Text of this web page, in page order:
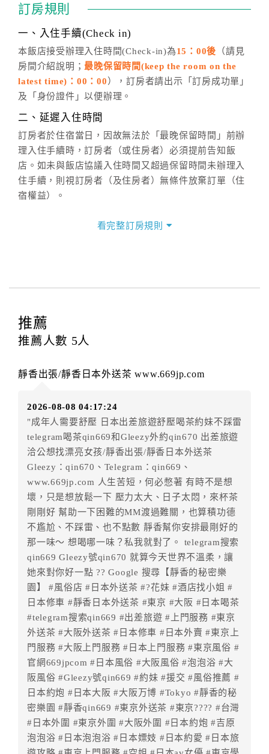
話方式異動訂單。
※非客服時間之申辦異動，皆為次日計算及辦理。
五、客服時間
週一至週日，上午9:00～晚上6:00
六、聯絡方式
(07)9682715 。
訂房規則
一、入住手續(Check in)
本飯店接受辦理入住時間(Check-in)為15：00後 （請見
房間介紹說明；最晚保留時間(keep the room on the
latest time)：00：00 ），訂房者請出示「訂房成功單」
及「身份證件」以便辦理。
二、延遲入住時間
訂房者於住宿當日，因故無法於「最晚保留時間」前辦
理入住手續時，訂房者（或住房者）必須提前告知飯
店。如未與飯店協議入住時間又超過保留時間未辦理入
住手續，則視訂房者（及住房者）無條件放棄訂單（住
宿權益）。
四、訂單異動
未提出申辦不得異動訂單。
每筆訂單異動限定
辦理取消退款。
房者應補足差額。（限原訂飯店）
房者不得要求退其差額。（限原訂飯店）
五、保留住宿權益(保留住房)
．訂房者因故辦理訂單異動，本飯店可接受保留住宿金
額3個月
限原訂飯店），異動完成後不得辦理取消退款。
（提出申辦日為保留起算日）
．訂房者使用「保留住宿金額」時，請注意！為避免飯
店客滿，敬請及早計畫，如逾時未提出申辦，視同無條
件放棄訂單（住宿權益）。 （限原訂飯店使用）
．每筆訂單異動限定乙次，限原訂飯店，異動完成後不
得辦理取消退款。
．訂單異動後，訂單費用總計大於原訂單費用總計時，
訂房者應補足差額。 限原訂飯店
．訂單異動後，訂單費用總計小於原訂單費用總計時，
訂房者不得要求退其差額。限原訂飯店
六、取消訂單
訂房者因故取消訂單辦理退款，依下列標準申辦：
◎住房日21天前辦理者，訂單費用扣除總計0%為手續費
◎住房日14天前辦理者，訂單費用扣除總計0%為手續費
◎住房日10天前辦理者，訂單費用扣除總計40%為手續
◎住房日7天前辦理者，訂單費用扣除總計60%為手續費
◎住房日4天前辦理者，訂單費用扣除總計70%為手續費
看完整訂房規則
推薦
推薦人數 5人
靜香出張/靜香日本外送茶 www.669jp.com
2026-08-08 04:17:24
"成年人需要舒壓 日本出差旅遊舒壓喝茶約妹不踩雷
telegram喝茶qin669和Gleezy外約qin670 出差旅遊
洽公想找漂亮女孩/靜香出張/靜香日本外送茶
Gleezy：qin670、Telegram：qin669、
www.669jp.com 人生苦短，何必憋著 有時不是想
壞，只是想放鬆一下 壓力太大、日子太悶，來杯茶
剛剛好 幫助一下困難的MM渡過難關，也算積功德
不尷尬、不踩雷、也不點數 靜香幫你安排最剛好的
那一味～ 想喝哪一味？私我就對了。 telegram搜索
qin669 Gleezy號qin670 就算今天世界不溫柔，讓
她來對你好一點 ?? Google 搜尋【靜香的秘密樂
園】 #風俗店 #日本外送茶 #?花妹 #酒店找小姐 #
日本修車 #靜香日本外送茶 #東京 #大阪 #日本喝茶
#telegram搜索qin669 #出差旅遊 #上門服務 #東京
外送茶 #大阪外送茶 #日本修車 #日本外賣 #東京上
門服務 #大阪上門服務 #日本上門服務 #東京風俗 #
官網669jpcom #日本風俗 #大阪風俗 #泡泡浴 #大
阪風俗 #Gleezy號qin669 #約妹 #援交 #風俗推薦 #
日本約炮 #日本大阪 #大阪万博 #Tokyo #靜香的秘
密樂園 #靜香qin669 #東京外送茶 #東京???? #台灣
#日本外圍 #東京外圍 #大阪外圍 #日本約炮 #吉原
泡泡浴 #日本泡泡浴 #日本嫖妓 #日本約愛 #日本旅